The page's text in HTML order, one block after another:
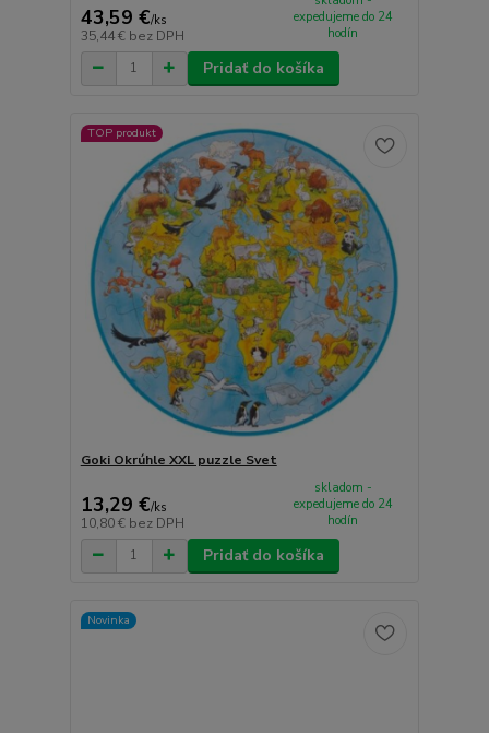
43,59 €/ks
35,44 € bez DPH
expedujeme do 24
hodín
Pridať do košíka
TOP produkt
Goki Okrúhle XXL puzzle Svet
13,29 €/ks
10,80 € bez DPH
skladom -
expedujeme do 24
hodín
Pridať do košíka
Novinka